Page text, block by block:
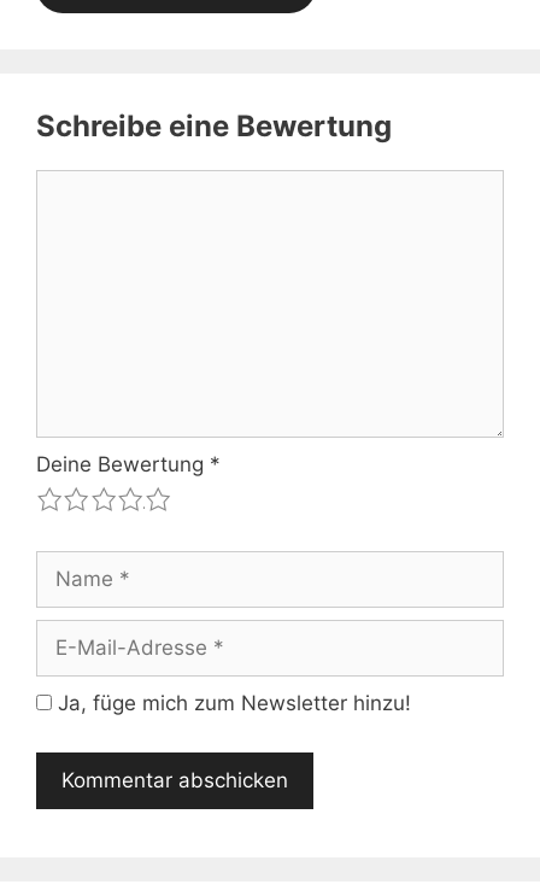
Schreibe eine Bewertung
Deine Bewertung *
4
3
2
1
Mail-
Adresse
Ja, füge mich zum Newsletter hinzu!